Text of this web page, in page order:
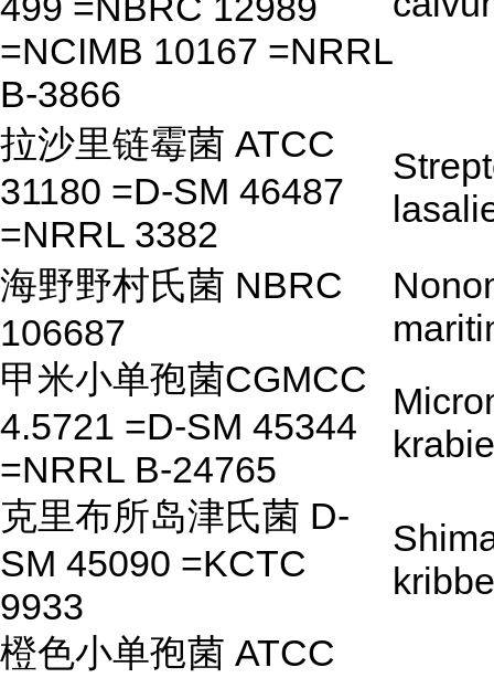
=NCIMB 10167 =NRRL
B-3866
拉沙里链霉菌 ATCC
31180 =D-SM 46487
=NRRL 3382
海野野村氏菌 NBRC
106687
甲米小单孢菌CGMCC
4.5721 =D-SM 45344
=NRRL B-24765
克里布所岛津氏菌 D-
SM 45090 =KCTC
9933
橙色小单孢菌 ATCC